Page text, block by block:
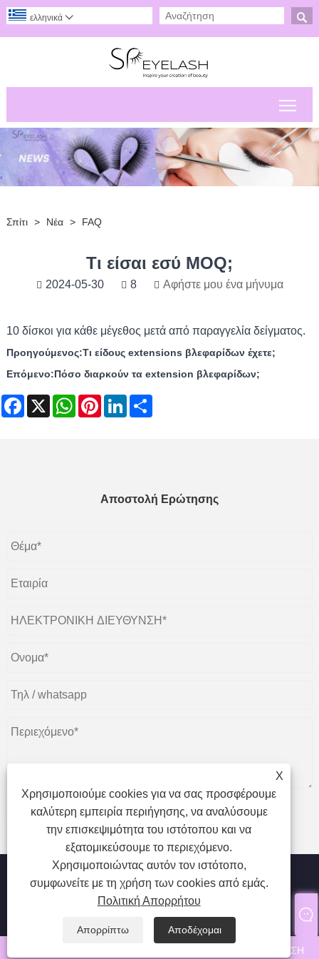

ελληνικά 
Σπίτι > Νέα > FAQ
Τι είσαι εσύ MOQ;
2024-05-30 8 Αφήστε μου ένα μήνυμα
10 δίσκοι για κάθε μέγεθος μετά από παραγγελία δείγματος.
Προηγούμενος:Τι είδους extensions βλεφαρίδων έχετε;
Επόμενο:Πόσο διαρκούν τα extension βλεφαρίδων;
Facebook
X WhatsAppPinterestLinkedIn
Αποστολή Ερώτησης
υποβάλλουν
X
Χρησιμοποιούμε cookies για να σας προσφέρουμε
καλύτερη εμπειρία περιήγησης, να αναλύσουμε
την επισκεψιμότητα του ιστότοπου και να
εξατομικεύσουμε το περιεχόμενο.
Χρησιμοποιώντας αυτόν τον ιστότοπο,
συμφωνείτε με τη χρήση των cookies από εμάς.
Πολιτική Απορρήτου
Απορρίπτω
Αποδέχομαι
ΗΛΕΚΤΡΟΝΙΚΗ ΔΙΕΥΘΥΝΣΗ
Πνευματικά δικαιώματα © 2024 Qingdao SP Eyelash Co., Ltd.
Με την επιφύλαξη παντός δικαιώματος.